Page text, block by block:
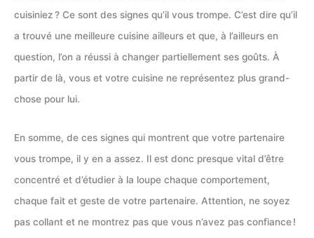
cuisiniez ? Ce sont des signes qu’il vous trompe. C’est dire qu’il
a trouvé une meilleure cuisine ailleurs et que, à l’ailleurs en
question, l’on a réussi à changer partiellement ses goûts. À
partir de là, vous et votre cuisine ne représentez plus grand-
chose pour lui.
En somme, de ces signes qui montrent que votre partenaire
vous trompe, il y en a assez. Il est donc presque vital d’être
concentré et d’étudier à la loupe chaque comportement,
chaque fait et geste de votre partenaire. Attention, ne soyez
pas collant et ne montrez pas que vous n’avez pas confiance !